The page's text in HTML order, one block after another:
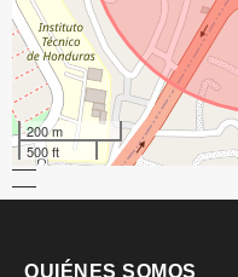
200 m
500 ft
QUIÉNES SOMOS